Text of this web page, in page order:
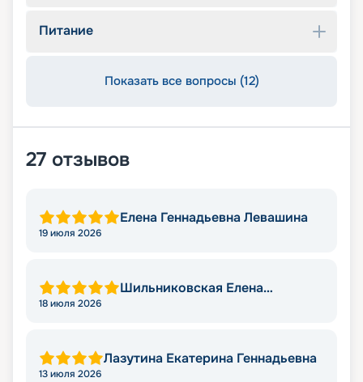
Питание
Показать все вопросы (12)
27 отзывов
Елена Геннадьевна Левашина
19 июля 2026
Шильниковская Елена
18 июля 2026
Лазутина Екатерина Геннадьевна
13 июля 2026